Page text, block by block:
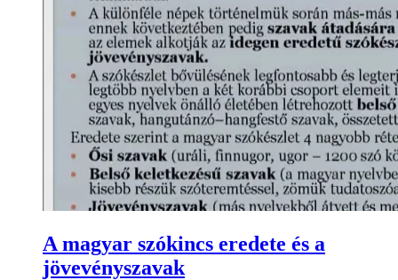
A magyar szókincs eredete és a
jövevényszavak